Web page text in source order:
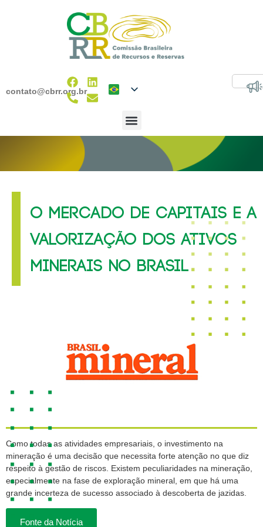
contato@cbrr.org.br
O MERCADO DE CAPITAIS E A
VALORIZAÇÃO DOS ATIVOS
MINERAIS NO BRASIL
Como todas as atividades empresariais, o investimento na
mineração é uma decisão que necessita forte atenção no que diz
respeito à gestão de riscos. Existem peculiaridades na mineração,
especialmente na fase de exploração mineral, em que há uma
grande incerteza de sucesso associado à descoberta de jazidas.
Fonte da Notícia